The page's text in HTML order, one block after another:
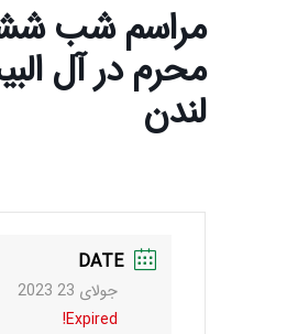
مراسم شب
محرم در آل
لندن
DATE
جولای 23 2023
Expired!